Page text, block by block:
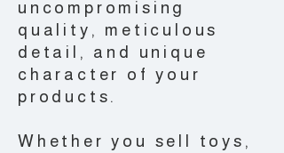
uncompromising
quality, meticulous
detail, and unique
character of your
products.
Whether you sell toys,